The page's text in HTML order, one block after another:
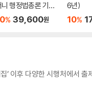
행정법총론 기본
% 39,600원
6년)
10%
’ 이후 다양한 시행처에서